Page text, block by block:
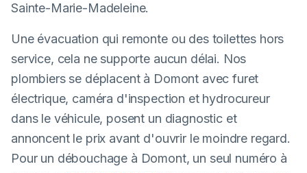
Sainte-Marie-Madeleine.
Une évacuation qui remonte ou des toilettes hors
service, cela ne supporte aucun délai. Nos
plombiers se déplacent à Domont avec furet
électrique, caméra d'inspection et hydrocureur
dans le véhicule, posent un diagnostic et
annoncent le prix avant d'ouvrir le moindre regard.
Pour un débouchage à Domont, un seul numéro à